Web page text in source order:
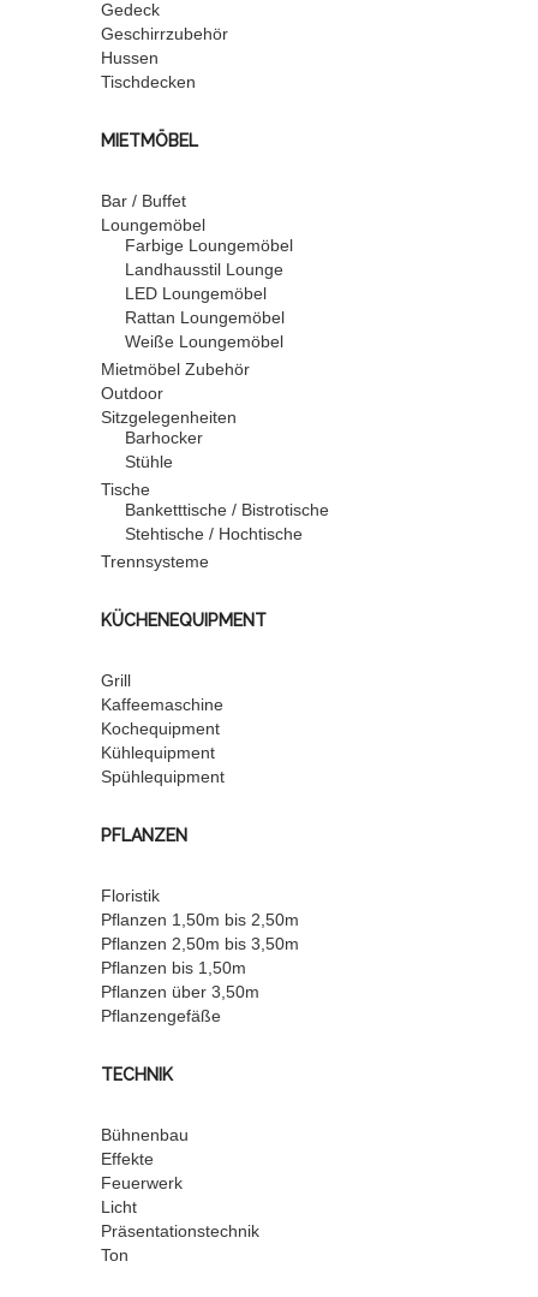
Gedeck
Geschirrzubehör
Hussen
Tischdecken
MIETMÖBEL
Bar / Buffet
Loungemöbel
Farbige Loungemöbel
Landhausstil Lounge
LED Loungemöbel
Rattan Loungemöbel
Weiße Loungemöbel
Mietmöbel Zubehör
Outdoor
Sitzgelegenheiten
Barhocker
Stühle
Tische
Banketttische / Bistrotische
Stehtische / Hochtische
Trennsysteme
KÜCHENEQUIPMENT
Grill
Kaffeemaschine
Kochequipment
Kühlequipment
Spühlequipment
PFLANZEN
Floristik
Pflanzen 1,50m bis 2,50m
Pflanzen 2,50m bis 3,50m
Pflanzen bis 1,50m
Pflanzen über 3,50m
Pflanzengefäße
TECHNIK
Bühnenbau
Effekte
Feuerwerk
Licht
Präsentationstechnik
Ton